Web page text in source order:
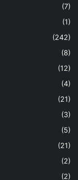
(7)
(1)
(242)
(8)
(12)
(4)
(21)
(3)
(5)
(21)
(2)
(2)